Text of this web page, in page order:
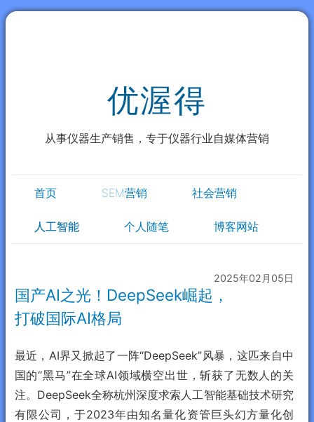
优渥得
从事仪器生产销售，专于仪器行业自媒体营销
首页 SEM营销 社会营销
人工智能 个人随笔 博客网站
2025年02月05日
国产AI之光！DeepSeek崛起，
打破国际AI格局
最近，AI界又掀起了一阵“DeepSeek”风暴，这匹来自中
国的“黑马”在全球AI领域横空出世，斩获了无数人的关
注。DeepSeek全称杭州深度求索人工智能基础技术研究
有限公司，于2023年由知名量化资管巨头幻方量化创